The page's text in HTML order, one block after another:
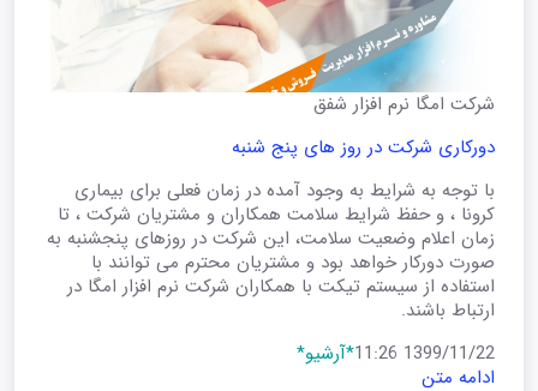
شرکت امگا نرم افزار شفق
دورکاری شرکت در روز های پنج شنبه
با توجه به شرایط به وجود آمده در زمان فعلی برای بیماری
کرونا ، و حفظ شرایط سلامت همکاران و مشتریان شرکت ، تا
زمان اعلام وضعیت سلامت، این شرکت در روزهای پنجشنبه به
صورت دورکار خواهد بود و مشتریان محترم می توانند با
استفاده از سیستم تیکت با همکاران شرکت نرم افزار امگا در
ارتباط باشند.
1399/11/22 11:26
*آرشیو*
ادامه متن